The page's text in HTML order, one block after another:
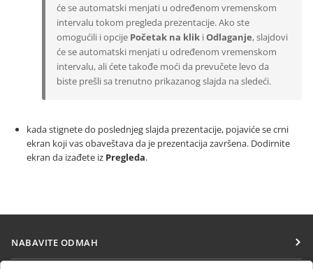
će se automatski menjati u određenom vremenskom
intervalu tokom pregleda prezentacije. Ako ste
omogućili i opcije Početak na klik iOdlaganje, slajdovi
će se automatski menjati u određenom vremenskom
intervalu, ali ćete takođe moći da prevučete levo da
biste prešli sa trenutno prikazanog slajda na sledeći.
kada stignete do poslednjeg slajda prezentacije, pojaviće se crni
ekran koji vas obaveštava da je prezentacija završena. Dodirnite
ekran da izađete iz Pregleda.
NABAVITE ODMAH
Docs